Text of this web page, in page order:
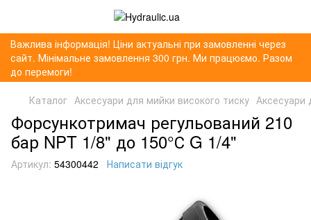
Важлива інформація! Ціни актуальні при замовленні через
сайт. Мінімальне замовлення 300 грн. Ми працюємо. Разом
до перемоги!
Каталог Аксесуари для мийки високого тиску Аксесуари
Форсункотримач регульований 210
бар NPT 1/8" до 150°С G 1/4"
Артикул: 54300442 Написати відгук